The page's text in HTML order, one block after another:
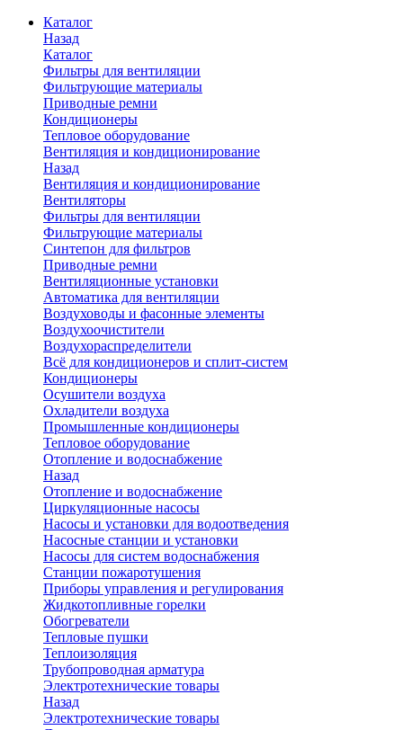
Каталог
Назад
Каталог
Фильтры для вентиляции
Фильтрующие материалы
Приводные ремни
Кондиционеры
Тепловое оборудование
Вентиляция и кондиционирование
Назад
Вентиляция и кондиционирование
Вентиляторы
Фильтры для вентиляции
Фильтрующие материалы
Синтепон для фильтров
Приводные ремни
Вентиляционные установки
Автоматика для вентиляции
Воздуховоды и фасонные элементы
Воздухоочистители
Воздухораспределители
Всё для кондиционеров и сплит-систем
Кондиционеры
Осушители воздуха
Охладители воздуха
Промышленные кондиционеры
Тепловое оборудование
Отопление и водоснабжение
Назад
Отопление и водоснабжение
Циркуляционные насосы
Насосы и установки для водоотведения
Насосные станции и установки
Насосы для систем водоснабжения
Станции пожаротушения
Приборы управления и регулирования
Жидкотопливные горелки
Обогреватели
Тепловые пушки
Теплоизоляция
Трубопроводная арматура
Электротехнические товары
Назад
Электротехнические товары